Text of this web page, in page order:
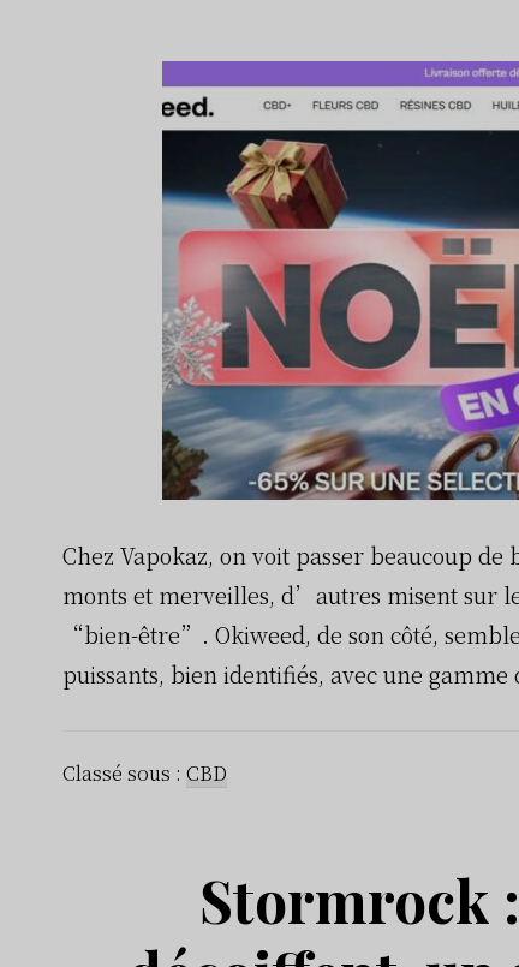
Chez Vapokaz, on voit passer beaucoup
monts et merveilles, d’autres misent sur
“bien-être”. Okiweed, de son côté,
puissants, bien identifiés, avec une
Classé sous : CBD
Stormrock